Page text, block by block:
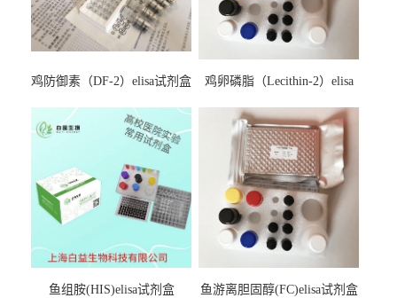
鸡防御素（DF-2）elisa试剂盒
鸡卵磷脂（Lecithin-2）elisa
鱼组胺(HIS)elisa试剂盒 鱼游离胆固醇(FC)elisa试剂盒